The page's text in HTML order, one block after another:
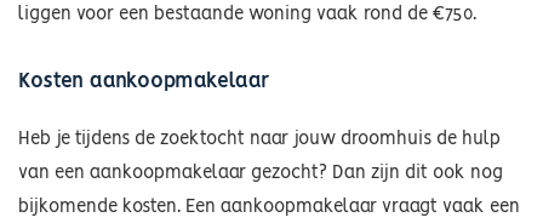
liggen voor een bestaande woning vaak rond de €750.
Kosten aankoopmakelaar
Heb je tijdens de zoektocht naar jouw droomhuis de hulp
van een aankoopmakelaar gezocht? Dan zijn dit ook nog
bijkomende kosten. Een aankoopmakelaar vraagt vaak een